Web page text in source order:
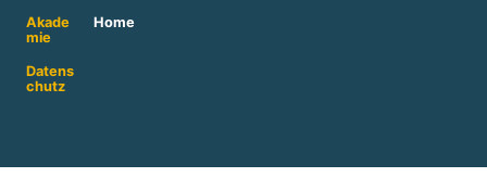
Akade
mie
Home
Datens
chutz